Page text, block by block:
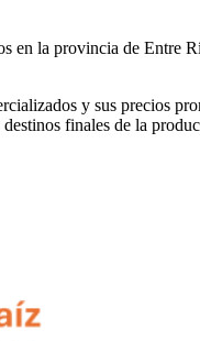
en la provincia de Entre
y sus precios
finales de la